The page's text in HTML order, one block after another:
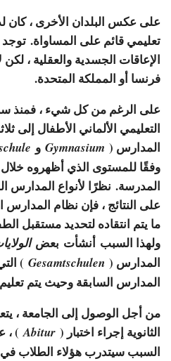
على عكس البلدان الأخرى ، كان
تعليمي قائم على المساواة.
الإعاقات الجسدية والعقلية ،
فرنسا أو المملكة المتحدة.
على الرغم من كل شيء ، فمنذ
التعليمي الألماني الأطفال إلى
المدارس ( Gymnasium و
وفقًا للمستوى الذي أظهروه خلال
المدرسة. نظرًا لأنواع المدارس
على النتائج ، فإن نظام المدارس
ما يتم انتقاده لتحديد مستقبل
ولهذا السبب أنشأت بعض
المدارس ( Gesamtschulen
)
المدارس السابقة وحيث يتم تعليم
من أجل الوصول إلى الجامعة ،
الثانوية إجراء اختبار ( Abitur
السبب سيتدرب هؤلاء الطلاب